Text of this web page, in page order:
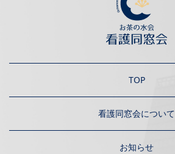
TOP
看護同窓会について
お知らせ